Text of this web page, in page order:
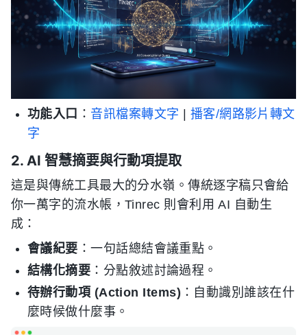
功能入口 ： 音訊檔案轉文字 | 播客/網路影片轉文
字
2. AI 智慧摘要與行動項提取
這是與傳統工具最大的分水嶺。傳統逐字稿只會給
你一萬字的流水帳，Tinrec 則會利用 AI 自動生
成：
會議紀要 ：一句話總結會議重點。
結構化摘要 ：分點敘述討論過程。
待辦行動項 (Action Items) ：自動識別誰該在什
麼時候做什麼事。